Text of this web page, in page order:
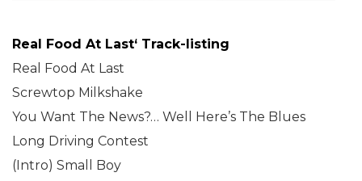
Real Food At Last‘ Track-listing
Real Food At Last
Screwtop Milkshake
You Want The News?… Well Here’s The Blues
Long Driving Contest
(Intro) Small Boy